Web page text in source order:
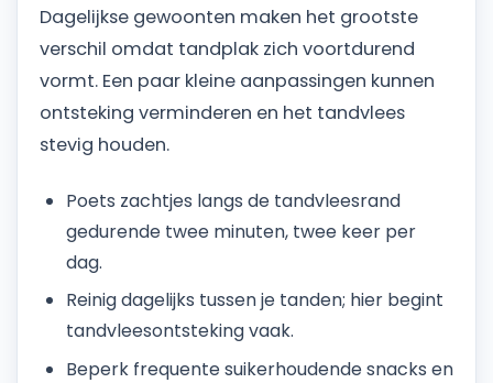
Dagelijkse gewoonten maken het grootste
verschil omdat tandplak zich voortdurend
vormt. Een paar kleine aanpassingen kunnen
ontsteking verminderen en het tandvlees
stevig houden.
Poets zachtjes langs de tandvleesrand
gedurende twee minuten, twee keer per
dag.
Reinig dagelijks tussen je tanden; hier begint
tandvleesontsteking vaak.
Beperk frequente suikerhoudende snacks en